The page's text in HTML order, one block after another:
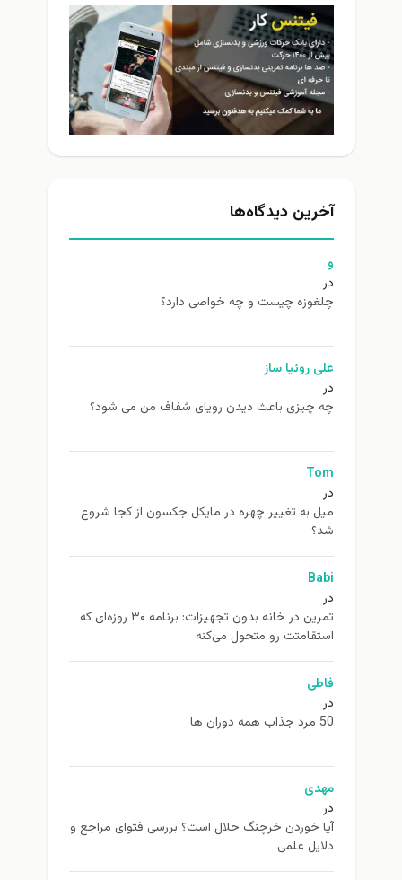
آخرین دیدگاه‌ها
و
در
چلغوزه چیست و چه خواصی دارد؟
علی روئیا ساز
در
چه چیزی باعث دیدن رویای شفاف من می شود؟
Tom
در
ميل به تغيير چهره در مایکل جکسون از كجا شروع
شد؟
Babi
در
تمرین در خانه بدون تجهیزات: برنامه ۳۰ روزه‌ای که
استقامتت رو متحول می‌کنه
فاطی
در
50 مرد جذاب همه دوران ها
مهدی
در
آیا خوردن خرچنگ حلال است؟ بررسی فتوای مراجع و
دلایل علمی